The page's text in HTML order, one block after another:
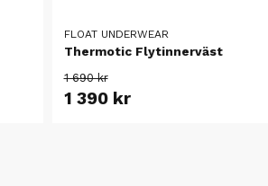
FLOAT UNDERWEAR
Thermotic Flytinnerväst
1 690 kr
1 390 kr